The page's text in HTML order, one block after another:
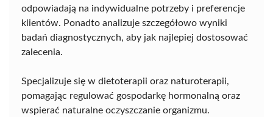
odpowiadają na indywidualne potrzeby i preferencje
klientów. Ponadto analizuje szczegółowo wyniki
badań diagnostycznych, aby jak najlepiej dostosować
zalecenia.
Specjalizuje się w dietoterapii oraz naturoterapii,
pomagając regulować gospodarkę hormonalną oraz
wspierać naturalne oczyszczanie organizmu.